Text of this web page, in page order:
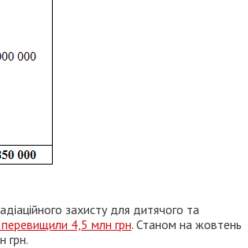
захисту для дитячого та
перевищили 4,5 млн грн. Станом на жовтень
грн.